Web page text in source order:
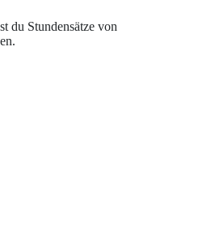
du Stundensätze von